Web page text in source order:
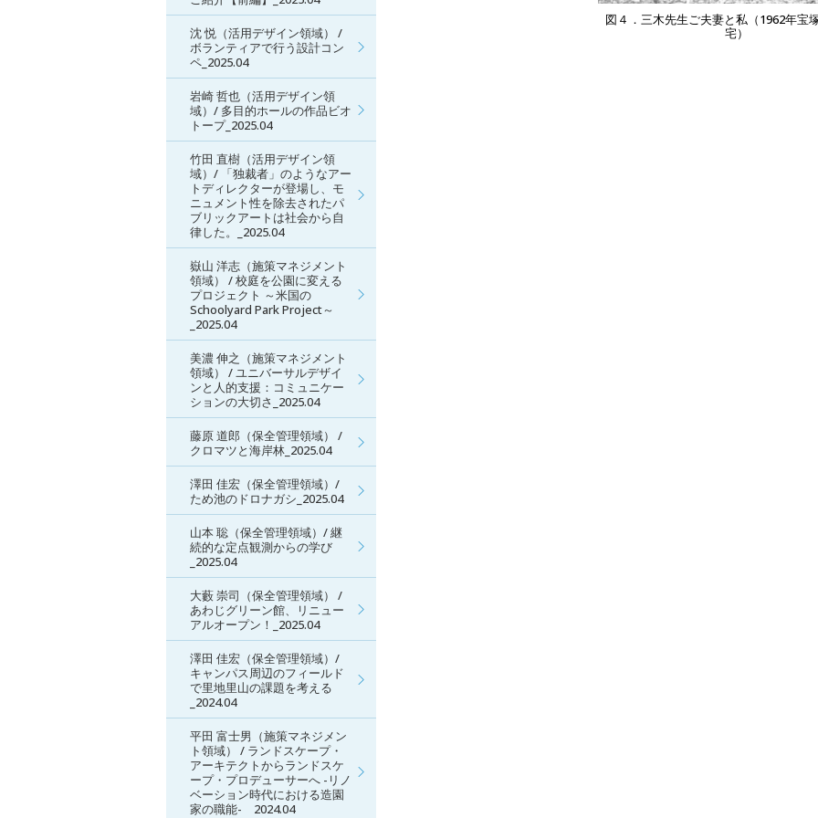
図４．三木先生ご夫妻と私（1962年宝
宅）
沈 悦（活用デザイン領域） /
ボランティアで行う設計コン
ペ_2025.04
岩崎 哲也（活用デザイン領
域）/ 多目的ホールの作品ビオ
トープ_2025.04
竹田 直樹（活用デザイン領
域）/ 「独裁者」のようなアー
トディレクターが登場し、モ
ニュメント性を除去されたパ
ブリックアートは社会から自
律した。_2025.04
嶽山 洋志（施策マネジメント
領域） / 校庭を公園に変える
プロジェクト ～米国の
Schoolyard Park Project～
_2025.04
美濃 伸之（施策マネジメント
領域） / ユニバーサルデザイ
ンと人的支援：コミュニケー
ションの大切さ_2025.04
藤原 道郎（保全管理領域） /
クロマツと海岸林_2025.04
澤田 佳宏（保全管理領域）/
ため池のドロナガシ_2025.04
山本 聡（保全管理領域）/ 継
続的な定点観測からの学び
_2025.04
大藪 崇司（保全管理領域） /
あわじグリーン館、リニュー
アルオープン！_2025.04
澤田 佳宏（保全管理領域）/
キャンパス周辺のフィールド
で里地里山の課題を考える
_2024.04
平田 富士男（施策マネジメン
ト領域） / ランドスケープ・
アーキテクトからランドスケ
ープ・プロデューサーへ -リノ
ベーション時代における造園
家の職能- 2024.04